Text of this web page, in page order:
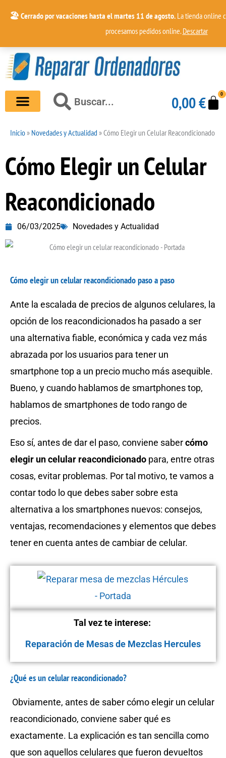
🏖️ Cerrado por vacaciones hasta el martes 11 de agosto.La tienda online
procesamos pedidos online.Descartar
BuscarBuscar 0,00€ 0
Inicio»Novedades y Actualidad»Cómo Elegir un Celular Reacondicionado
Cómo Elegir un Celular
Reacondicionado
06/03/2025 Novedades y Actualidad
Cómo elegir un celular reacondicionado paso a paso
Ante la escalada de precios de algunos celulares, la
opción de los reacondicionados ha pasado a ser
una alternativa fiable, económica y cada vez más
abrazada por los usuarios para tener un
smartphone top a un precio mucho más asequible.
Bueno, y cuando hablamos de smartphones top,
hablamos de smartphones de todo rango de
precios.
Eso sí, antes de dar el paso, conviene sabercómo
elegir un celular reacondicionado para, entre otras
cosas, evitar problemas. Por tal motivo, te vamos a
contar todo lo que debes saber sobre esta
alternativa a los smartphones nuevos: consejos,
ventajas, recomendaciones y elementos que debes
tener en cuenta antes de cambiar de celular.
Tal vez te interese:
Reparación de Mesas de Mezclas Hercules
¿Qué es un celular reacondicionado?
Obviamente, antes de saber cómo elegir un celular
reacondicionado, conviene saber qué es
exactamente. La explicación es tan sencilla como
que son aquellos celulares que fueron devueltos